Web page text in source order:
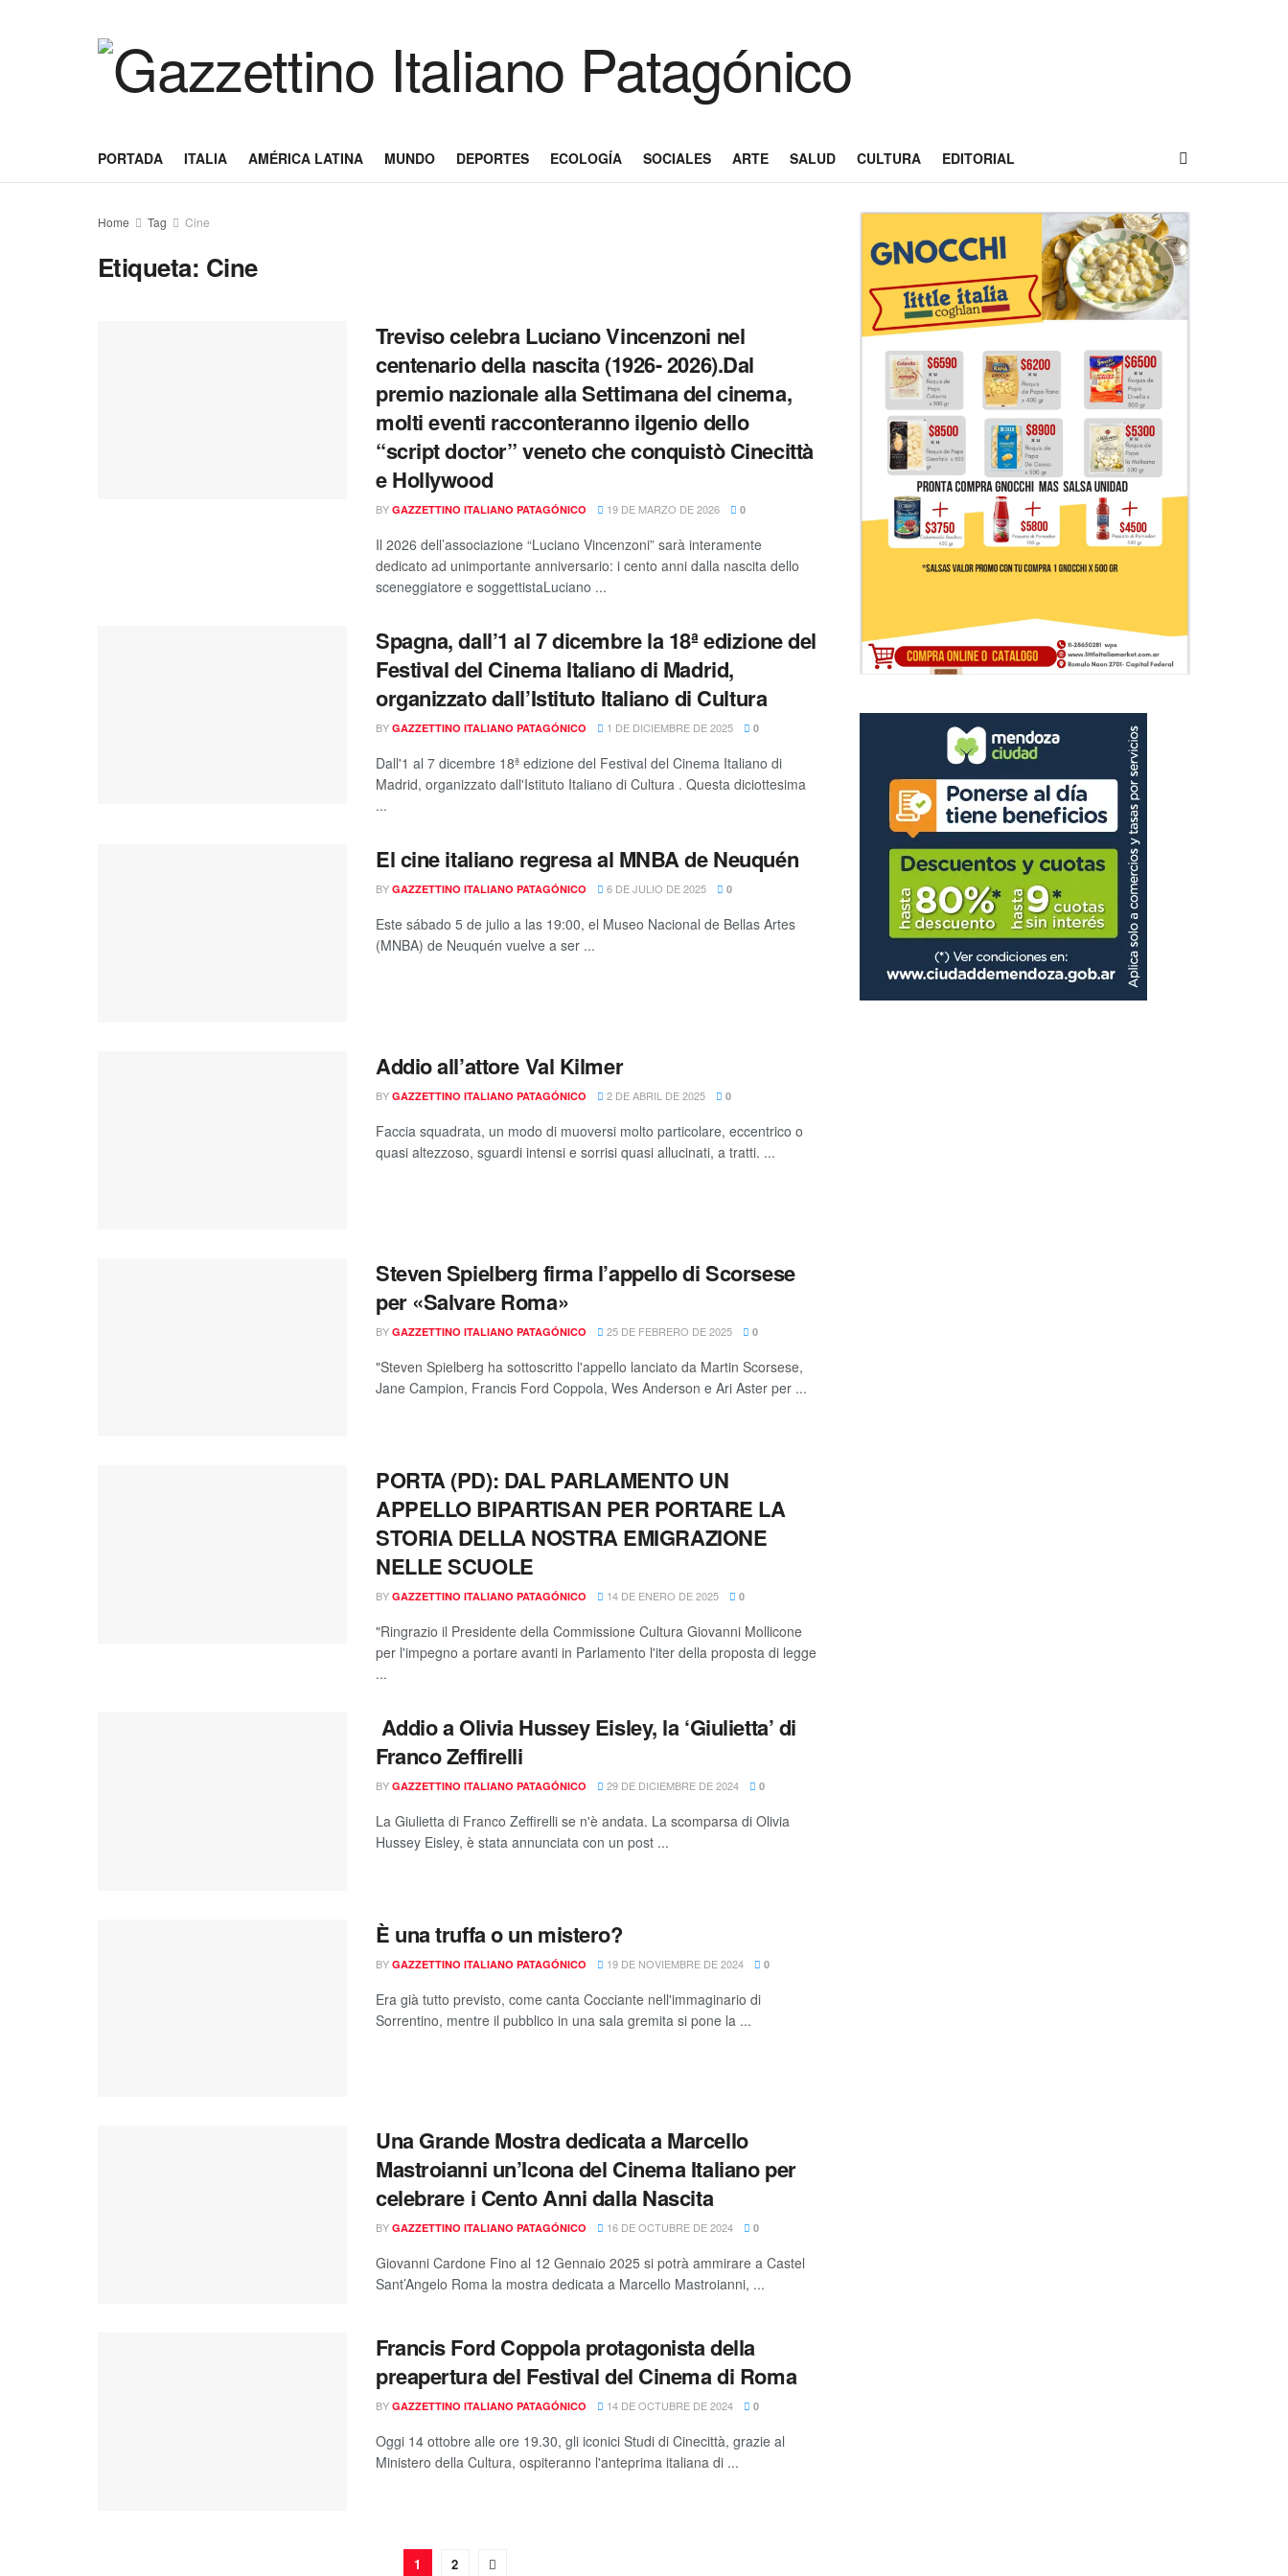
PORTADA ITALIA AMÉRICA LATINA MUNDO DEPORTES ECOLOGÍA SOCIALES ARTE SALUD CULTURA EDITORIAL
Home Tag Cine
Etiqueta: Cine
Treviso celebra Luciano Vincenzoni nel
centenario della nascita (1926- 2026).Dal
premio nazionale alla Settimana del cinema,
molti eventi racconteranno ilgenio dello
“script doctor” veneto che conquistò Cinecittà
e Hollywood
BY GAZZETTINO ITALIANO PATAGÓNICO 19 DE MARZO DE 2026 0
Il 2026 dell’associazione “Luciano Vincenzoni” sarà interamente
dedicato ad unimportante anniversario: i cento anni dalla nascita dello
sceneggiatore e soggettistaLuciano ...
Spagna, dall’1 al 7 dicembre la 18ª edizione del
Festival del Cinema Italiano di Madrid,
organizzato dall’Istituto Italiano di Cultura
BY GAZZETTINO ITALIANO PATAGÓNICO 1 DE DICIEMBRE DE 2025 0
Dall'1 al 7 dicembre 18ª edizione del Festival del Cinema Italiano di
Madrid, organizzato dall'Istituto Italiano di Cultura . Questa diciottesima
...
El cine italiano regresa al MNBA de Neuquén
BY GAZZETTINO ITALIANO PATAGÓNICO 6 DE JULIO DE 2025 0
Este sábado 5 de julio a las 19:00, el Museo Nacional de Bellas Artes
(MNBA) de Neuquén vuelve a ser ...
Addio all’attore Val Kilmer
BY GAZZETTINO ITALIANO PATAGÓNICO 2 DE ABRIL DE 2025 0
Faccia squadrata, un modo di muoversi molto particolare, eccentrico o
quasi altezzoso, sguardi intensi e sorrisi quasi allucinati, a tratti. ...
Steven Spielberg firma l’appello di Scorsese
per «Salvare Roma»
BY GAZZETTINO ITALIANO PATAGÓNICO 25 DE FEBRERO DE 2025 0
"Steven Spielberg ha sottoscritto l'appello lanciato da Martin Scorsese,
Jane Campion, Francis Ford Coppola, Wes Anderson e Ari Aster per ...
PORTA (PD): DAL PARLAMENTO UN
APPELLO BIPARTISAN PER PORTARE LA
STORIA DELLA NOSTRA EMIGRAZIONE
NELLE SCUOLE
BY GAZZETTINO ITALIANO PATAGÓNICO 14 DE ENERO DE 2025 0
"Ringrazio il Presidente della Commissione Cultura Giovanni Mollicone
per l'impegno a portare avanti in Parlamento l'iter della proposta di legge
...
Addio a Olivia Hussey Eisley, la ‘Giulietta’ di
Franco Zeffirelli
BY GAZZETTINO ITALIANO PATAGÓNICO 29 DE DICIEMBRE DE 2024 0
La Giulietta di Franco Zeffirelli se n'è andata. La scomparsa di Olivia
Hussey Eisley, è stata annunciata con un post ...
È una truffa o un mistero?
BY GAZZETTINO ITALIANO PATAGÓNICO 19 DE NOVIEMBRE DE 2024 0
Era già tutto previsto, come canta Cocciante nell'immaginario di
Sorrentino, mentre il pubblico in una sala gremita si pone la ...
Una Grande Mostra dedicata a Marcello
Mastroianni un’Icona del Cinema Italiano per
celebrare i Cento Anni dalla Nascita
BY GAZZETTINO ITALIANO PATAGÓNICO 16 DE OCTUBRE DE 2024 0
Giovanni Cardone Fino al 12 Gennaio 2025 si potrà ammirare a Castel
Sant’Angelo Roma la mostra dedicata a Marcello Mastroianni, ...
Francis Ford Coppola protagonista della
preapertura del Festival del Cinema di Roma
BY GAZZETTINO ITALIANO PATAGÓNICO 14 DE OCTUBRE DE 2024 0
Oggi 14 ottobre alle ore 19.30, gli iconici Studi di Cinecittà, grazie al
Ministero della Cultura, ospiteranno l'anteprima italiana di ...
1 2